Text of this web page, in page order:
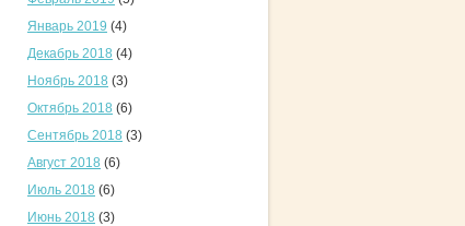
Январь 2019 (4)
Декабрь 2018 (4)
Ноябрь 2018 (3)
Октябрь 2018 (6)
Сентябрь 2018 (3)
Август 2018 (6)
Июль 2018 (6)
Июнь 2018 (3)